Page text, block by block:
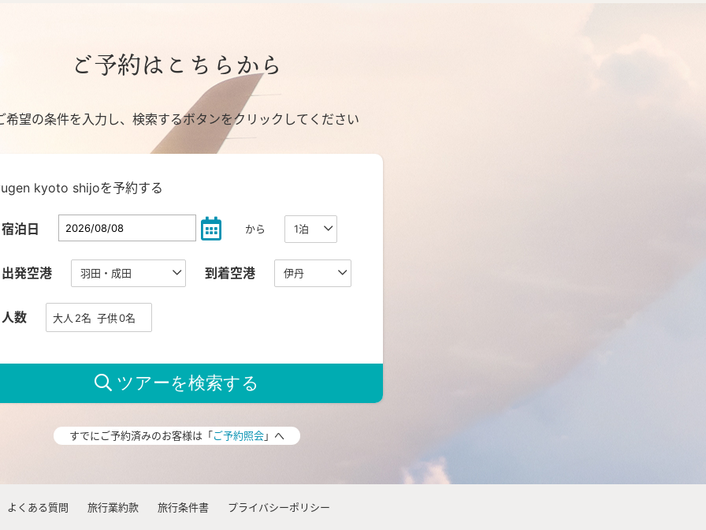
ご予約はこちらから
希望の条件を入力し、検索するボタンをクリックしてください
kyoto shijoを予約する
宿泊日 から
出発空港 到着空港
人数
すでにご予約済みのお客様は「ご予約照会」へ
よくある質問 旅行業約款 旅行条件書 プライバシーポリシー